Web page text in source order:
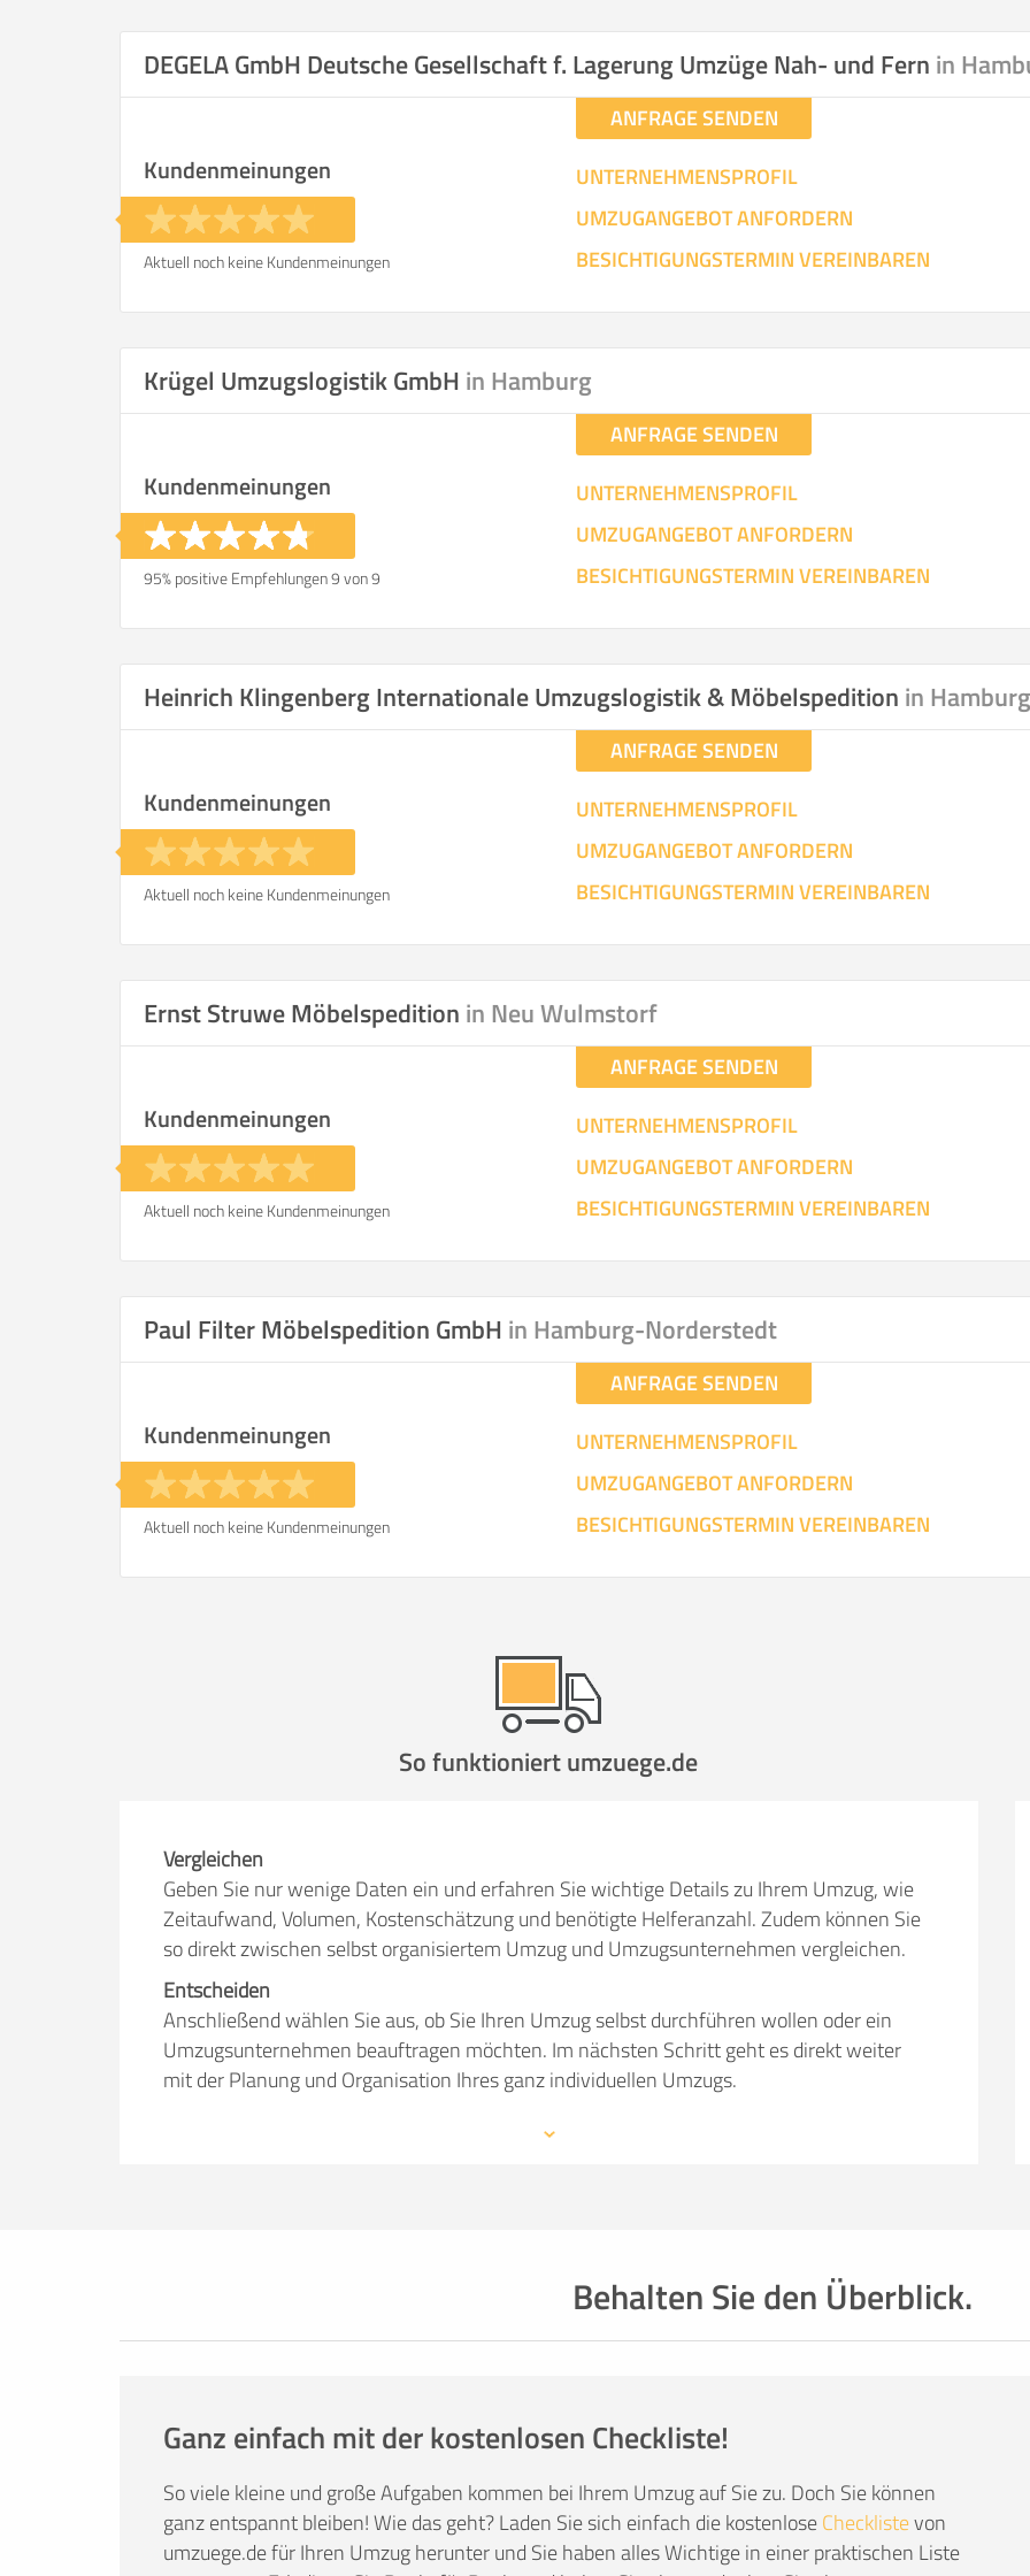
Selbst umziehen.
Helfer .
Stunden
Stunden
KOSTENSCHÄTZUNG:
.
Mit
SO ERRECHNET SICH DIE KOSTENSCHÄTZUNG
DEGELA GmbH Deutsche Gesellschaft f. Lagerung Umzüge Nah- und Fern in
ANFRAGE SENDEN
UNTERNEHMENSPROFIL
UMZUGANGEBOT ANFORDERN
BESICHTIGUNGSTERMIN VEREINBAREN
Kundenmeinungen
Aktuell noch keine Kundenmeinungen
Krügel Umzugslogistik GmbH in Hamburg
ANFRAGE SENDEN
UNTERNEHMENSPROFIL
UMZUGANGEBOT ANFORDERN
BESICHTIGUNGSTERMIN VEREINBAREN
Kundenmeinungen
95% positive Empfehlungen 9 von 9
Heinrich Klingenberg Internationale Umzugslogistik & Möbelspedition in Hamburg
ANFRAGE SENDEN
UNTERNEHMENSPROFIL
UMZUGANGEBOT ANFORDERN
BESICHTIGUNGSTERMIN VEREINBAREN
Kundenmeinungen
Aktuell noch keine Kundenmeinungen
Ernst Struwe Möbelspedition in Neu Wulmstorf
ANFRAGE SENDEN
UNTERNEHMENSPROFIL
UMZUGANGEBOT ANFORDERN
BESICHTIGUNGSTERMIN VEREINBAREN
Kundenmeinungen
Aktuell noch keine Kundenmeinungen
Paul Filter Möbelspedition GmbH in Hamburg-Norderstedt
ANFRAGE SENDEN
UNTERNEHMENSPROFIL
UMZUGANGEBOT ANFORDERN
BESICHTIGUNGSTERMIN VEREINBAREN
Kundenmeinungen
Aktuell noch keine Kundenmeinungen
So funktioniert umzuege.de
Vergleichen
Geben Sie nur wenige Daten ein und erfahren Sie wichtige Details zu Ihrem Umzug, wie
Zeitaufwand, Volumen, Kostenschätzung und benötigte Helferanzahl. Zudem können Sie
so direkt zwischen selbst organisiertem Umzug und Umzugsunternehmen vergleichen.
Entscheiden
Anschließend wählen Sie aus, ob Sie Ihren Umzug selbst durchführen wollen oder ein
Umzugsunternehmen beauftragen möchten. Im nächsten Schritt geht es direkt weiter
mit der Planung und Organisation Ihres ganz individuellen Umzugs.
Behalten Sie den Überblick.
Ganz einfach mit der kostenlosen Checkliste!
So viele kleine und große Aufgaben kommen bei Ihrem Umzug auf Sie zu. Doch Sie können
ganz entspannt bleiben! Wie das geht? Laden Sie sich einfach die kostenloseChecklistevon
umzuege.de für Ihren Umzug herunter und Sie haben alles Wichtige in einer praktischen Liste